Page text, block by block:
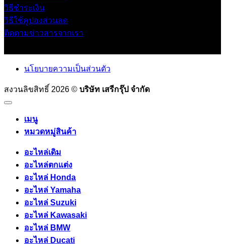
วิธีชำระเงิน
วิธีใช้คูปองส่วนลด
ติดตามข่าวสารจากเรา
นโยบายความเป็นส่วนตัว
สงวนลิขสิทธิ์ 2026 © บริษัท เสรีกรุ๊ป จำกัด
เมนู
หมวดหมู่สินค้า
อะไหล่เดิม
อะไหล่ตกแต่ง
อะไหล่ Honda
อะไหล่ Yamaha
อะไหล่ Suzuki
อะไหล่ Kawasaki
อะไหล่ BMW
อะไหล่ Ducati